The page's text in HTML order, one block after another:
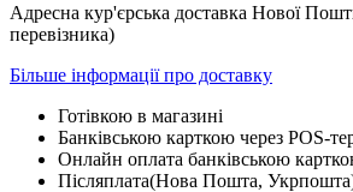
Адресна кур'єрська доставка Нової
перевізника)
Більше інформації про доставку
Готівкою в магазині
Банківською карткою через POS-
Онлайн оплата банківською
Післяплата(Нова Пошта,